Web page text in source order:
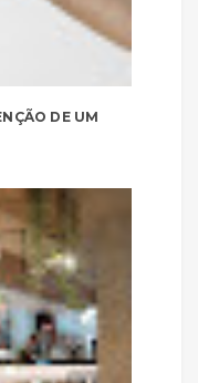
DE UM